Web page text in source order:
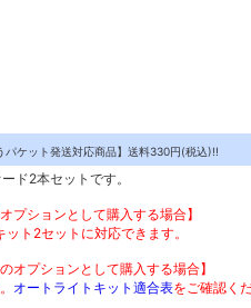
パケット発送対応商品】送料330円(税込)!!
ド2本セットです。
プションとして購入する場合】
ト2セットに対応できます。
オプションとして購入する場合】
オートライトキット適合表をご確認く